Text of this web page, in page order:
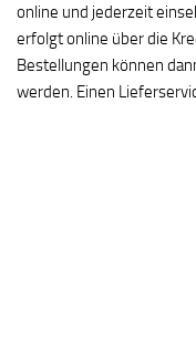
online und jederzeit
erfolgt online über die
Bestellungen können
werden. Einen